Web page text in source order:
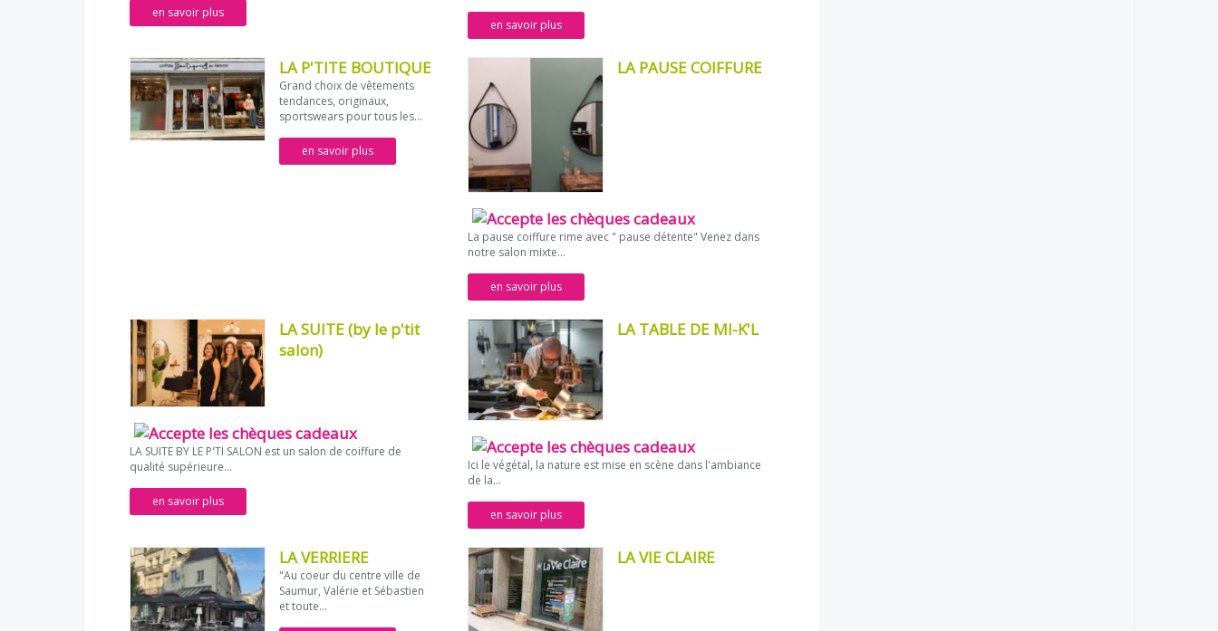
en savoir plus
en savoir plus
LA P'TITE BOUTIQUE
Grand choix de vêtements
tendances, originaux,
sportswears pour tous les...
en savoir plus
LA PAUSE COIFFURE
La pause coiffure rime avec " pause détente" Venez dans
notre salon mixte...
en savoir plus
LA SUITE (by le p'tit
salon)
LA SUITE BY LE P'TI SALON est un salon de coiffure de
qualité supérieure...
en savoir plus
LA TABLE DE MI-K'L
Ici le végétal, la nature est mise en scène dans l'ambiance
de la...
en savoir plus
LA VERRIERE
"Au coeur du centre ville de
Saumur, Valérie et Sébastien
et toute...
LA VIE CLAIRE